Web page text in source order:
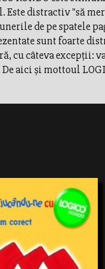
distractiv "să
de pe spatele
sunt foarte
cu câteva excepţii:
aici şi mottoul